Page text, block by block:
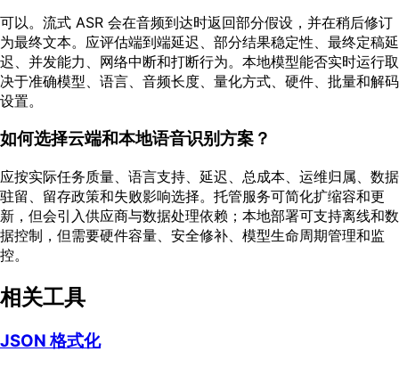
可以。流式 ASR 会在音频到达时返回部分假设，并在稍后修订
为最终文本。应评估端到端延迟、部分结果稳定性、最终定稿延
迟、并发能力、网络中断和打断行为。本地模型能否实时运行取
决于准确模型、语言、音频长度、量化方式、硬件、批量和解码
设置。
如何选择云端和本地语音识别方案？
应按实际任务质量、语言支持、延迟、总成本、运维归属、数据
驻留、留存政策和失败影响选择。托管服务可简化扩缩容和更
新，但会引入供应商与数据处理依赖；本地部署可支持离线和数
据控制，但需要硬件容量、安全修补、模型生命周期管理和监
控。
相关工具
JSON 格式化